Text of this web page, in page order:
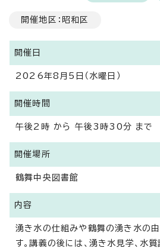
開催地区：昭和区
開催日
2026年8月5日（水曜日）
開催時間
午後2時 から 午後3時30分 まで
開催場所
鶴舞中央図書館
内容
湧き水の仕組みや鶴舞の湧き水の
す。講義の後には、湧き水見学、水質